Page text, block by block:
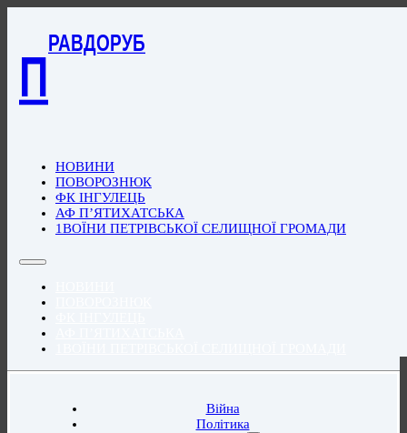
П
РАВДОРУБ
НОВИНИ
ПОВОРОЗНЮК
ФК ІНГУЛЕЦЬ
АФ П’ЯТИХАТСЬКА
1ВОЇНИ ПЕТРІВСЬКОЇ СЕЛИЩНОЇ ГРОМАДИ
Війна
Політика